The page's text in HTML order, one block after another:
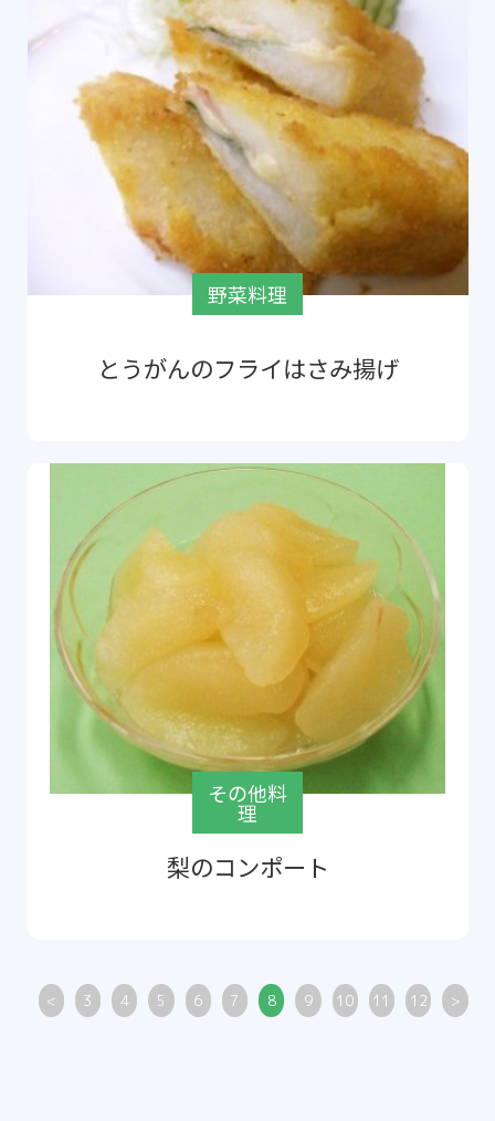
野菜料理
とうがんのフライはさみ揚げ
その他料
理
梨のコンポート
< 3 4 5 6 7 8 9 10 11 12 >